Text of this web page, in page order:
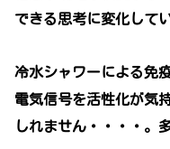
できる思考に変化して
冷水シャワーによる免
電気信号を活性化が気
しれません・・・・。